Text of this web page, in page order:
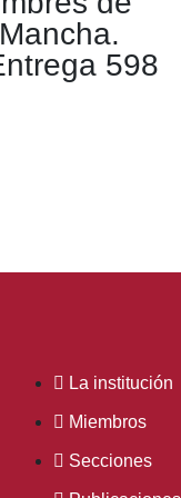
598
La institución
Miembros
Secciones